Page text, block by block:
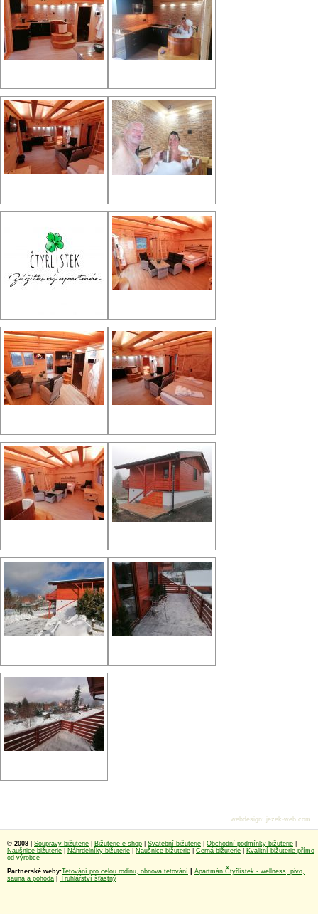
© 2008 Soupravy bižuterie Bižuterie e shop Svatební bižuterie Obchodní podmínky bižuterie
Naušnice bižuterie
Náhrdelníky bižuterie Naušnice bižuterie Černá bižuterie
Kvalitní bižuterie přímo
od výrobce
Partnerské weby:Tetování pro celou rodinu, obnova tetování
Apartmán Čtyřlístek - wellness, pivo,
sauna a pohoda
Truhlářství šťastný
webdesign: jezek-web.com